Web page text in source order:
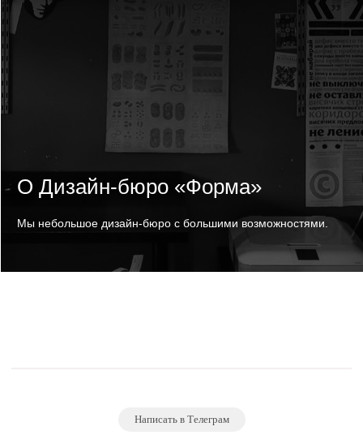
О Дизайн-бюро «Форма»
Мы небольшое дизайн-бюро с большими возможностями.
Написать в Телеграм